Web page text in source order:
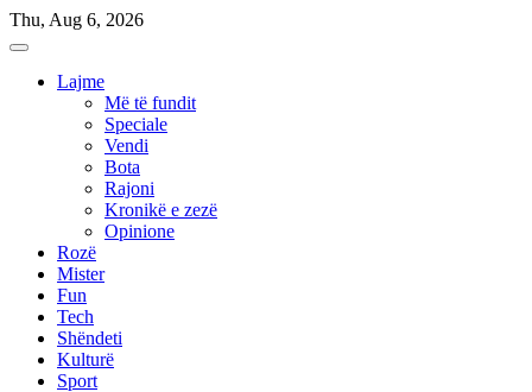
Skip
to
Thu, Aug 6, 2026
Lajme
Më të fundit
Speciale
Vendi
Bota
Rajoni
Kronikë e zezë
Opinione
Rozë
Mister
Fun
Tech
Shëndeti
Kulturë
Sport